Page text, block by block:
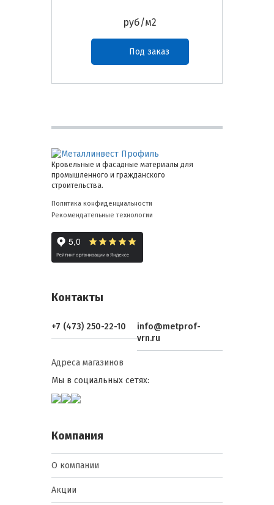
руб/м2
Под заказ
Кровельные и фасадные материалы для
промышленного и гражданского
строительства.
Политика конфиденциальности
Рекомендательные технологии
Контакты
+7 (473) 250-22-10
info@metprof-
vrn.ru
Адреса магазинов
Мы в социальных сетях:
Компания
О компании
Акции